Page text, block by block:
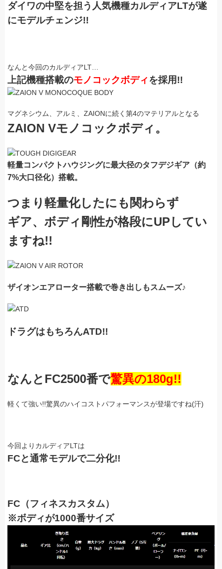
ダイワの中堅を担う人気機種カルディアLTが遂
にモデルチェンジ!!
なんと今回のカルディアLT…
上記機種搭載のモノコックボディ を採用!!
マグネシウム、アルミ、 ZAIONに続く 第4のマテリアルとなる
ZAION Vモノコックボディ。
軽量コンパクトハウジングに最大径のタフデジギア（約
7%大口径化）搭載。
つまり軽量化したにも関わらず
ギア、ボディ剛性が格段にUPしてい
ますね!!
ザイオンエアローター搭載で巻き出しもスムーズ♪
ドラグはもちろんATD!!
なんとFC2500番で驚異の180g!!
軽くて強い!!驚異のハイコストパフォーマンスが登場ですね(汗)
今回よりカルディアLTは
FCと通常モデルで二分化!!
FC（フィネスカスタム）
※ボディが1000番サイズ